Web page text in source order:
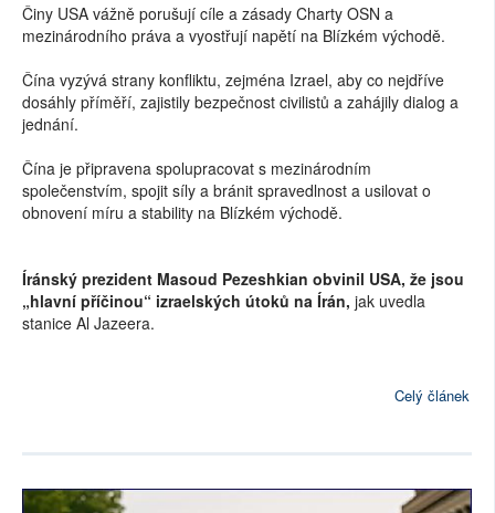
Činy USA vážně porušují cíle a zásady Charty OSN a
mezinárodního práva a vyostřují napětí na Blízkém východě.
Čína vyzývá strany konfliktu, zejména Izrael, aby co nejdříve
dosáhly příměří, zajistily bezpečnost civilistů a zahájily dialog a
jednání.
Čína je připravena spolupracovat s mezinárodním
společenstvím, spojit síly a bránit spravedlnost a usilovat o
obnovení míru a stability na Blízkém východě.
Íránský prezident Masoud Pezeshkian obvinil USA, že jsou
„hlavní příčinou“ izraelských útoků na Írán, jak uvedla
stanice Al Jazeera.
Celý článek